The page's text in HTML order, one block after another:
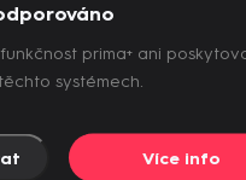
prima+ ani
systémech.
Více info